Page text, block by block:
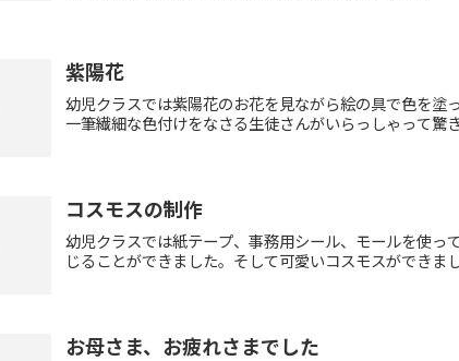
紫陽花
幼児クラスでは紫陽花のお花を見ながら絵の具で色を
一筆繊細な色付けをなさる生徒さんがいらっしゃって驚
コスモスの制作
幼児クラスでは紙テープ、事務用シール、モールを使
じることができました。そして可愛いコスモスができま
お母さま、お疲れさまでした